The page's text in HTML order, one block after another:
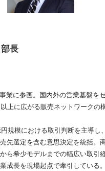
長
業に参画。国内外の営業基盤を
上に広がる販売ネットワークの
規模における取引判断を主導し
先選定を含む意思決定を統括。
ら希少モデルまでの幅広い取引
成長を現場起点で牽引している。